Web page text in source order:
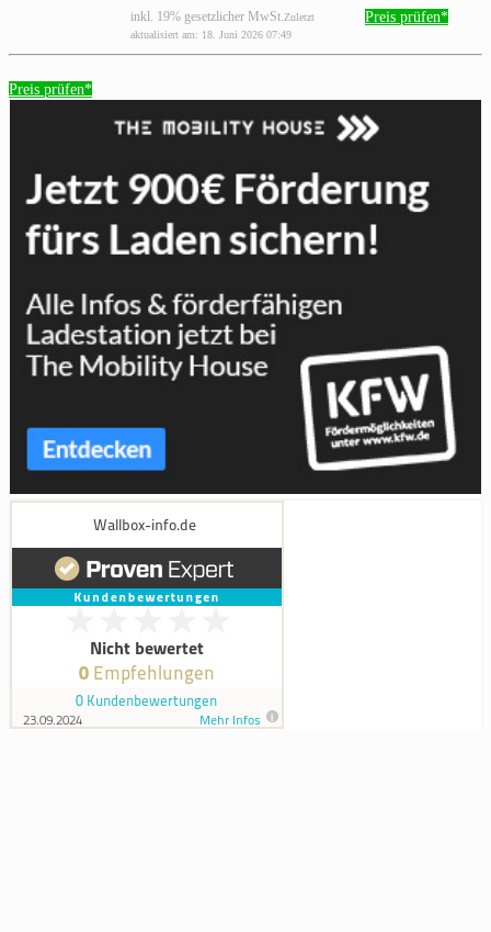
inkl. 19% gesetzlicher MwSt.Zuletzt
aktualisiert am: 18. Juni 2026 07:49
Preis prüfen*
Preis prüfen*